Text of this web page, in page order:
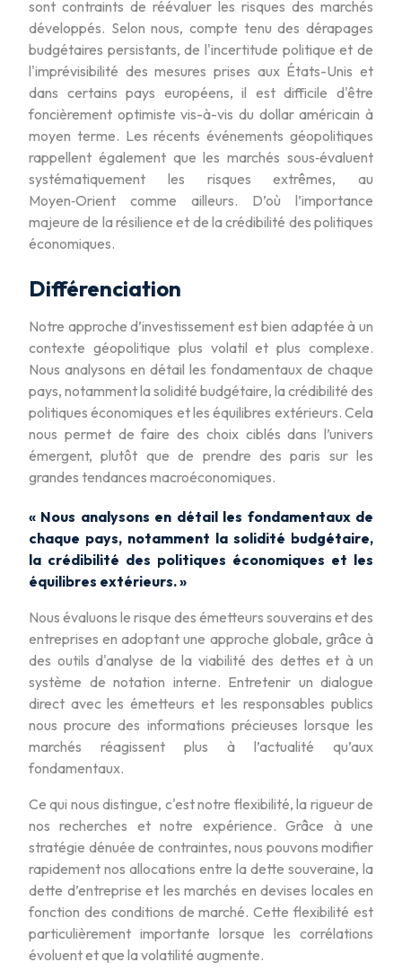
sont contraints de réévaluer les risques des marchés
développés. Selon nous, compte tenu des dérapages
budgétaires persistants, de l'incertitude politique et de
l'imprévisibilité des mesures prises aux États-Unis et
dans certains pays européens, il est difficile d'être
foncièrement optimiste vis-à-vis du dollar américain à
moyen terme. Les récents événements géopolitiques
rappellent également que les marchés sous‑évaluent
systématiquement les risques extrêmes, au
Moyen‑Orient comme ailleurs. D’où l’importance
majeure de la résilience et de la crédibilité des politiques
économiques.
Différenciation
Notre approche d’investissement est bien adaptée à un
contexte géopolitique plus volatil et plus complexe.
Nous analysons en détail les fondamentaux de chaque
pays, notamment la solidité budgétaire, la crédibilité des
politiques économiques et les équilibres extérieurs. Cela
nous permet de faire des choix ciblés dans l’univers
émergent, plutôt que de prendre des paris sur les
grandes tendances macroéconomiques.
« Nous analysons en détail les fondamentaux de
chaque pays, notamment la solidité budgétaire,
la crédibilité des politiques économiques et les
équilibres extérieurs. »
Nous évaluons le risque des émetteurs souverains et des
entreprises en adoptant une approche globale, grâce à
des outils d'analyse de la viabilité des dettes et à un
système de notation interne. Entretenir un dialogue
direct avec les émetteurs et les responsables publics
nous procure des informations précieuses lorsque les
marchés réagissent plus à l’actualité qu’aux
fondamentaux.
Ce qui nous distingue, c'est notre flexibilité, la rigueur de
nos recherches et notre expérience. Grâce à une
stratégie dénuée de contraintes, nous pouvons modifier
rapidement nos allocations entre la dette souveraine, la
dette d’entreprise et les marchés en devises locales en
fonction des conditions de marché. Cette flexibilité est
particulièrement importante lorsque les corrélations
évoluent et que la volatilité augmente.